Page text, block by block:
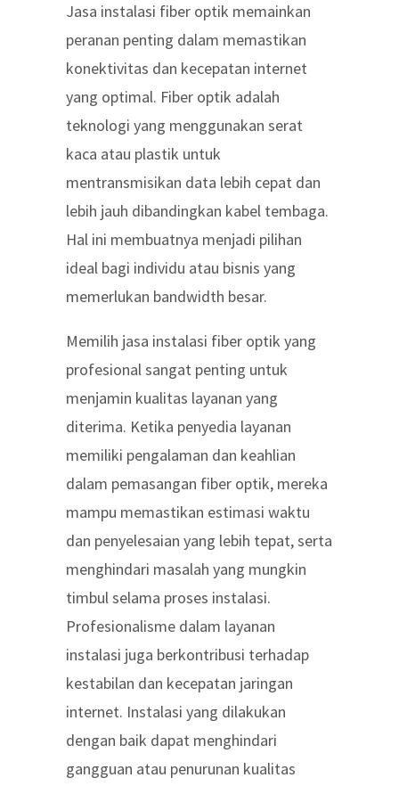
Jasa instalasi fiber optik memainkan
peranan penting dalam memastikan
konektivitas dan kecepatan internet
yang optimal. Fiber optik adalah
teknologi yang menggunakan serat
kaca atau plastik untuk
mentransmisikan data lebih cepat dan
lebih jauh dibandingkan kabel tembaga.
Hal ini membuatnya menjadi pilihan
ideal bagi individu atau bisnis yang
memerlukan bandwidth besar.
Memilih jasa instalasi fiber optik yang
profesional sangat penting untuk
menjamin kualitas layanan yang
diterima. Ketika penyedia layanan
memiliki pengalaman dan keahlian
dalam pemasangan fiber optik, mereka
mampu memastikan estimasi waktu
dan penyelesaian yang lebih tepat, serta
menghindari masalah yang mungkin
timbul selama proses instalasi.
Profesionalisme dalam layanan
instalasi juga berkontribusi terhadap
kestabilan dan kecepatan jaringan
internet. Instalasi yang dilakukan
dengan baik dapat menghindari
gangguan atau penurunan kualitas